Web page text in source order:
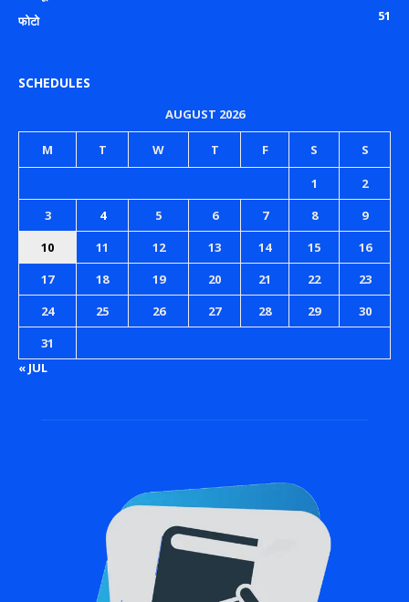
फोटो
51
SCHEDULES
AUGUST 2026
M T W T F S S
1
2
3
4 5 6 7 8
9
10
11 12 13 14 15
16
17
18 19 20 21 22
23
24
25 26 27 28 29
30
31
« JUL